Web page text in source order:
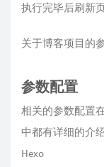
执行完毕后刷新
关于博客项目的
参数配置
相关的参数配置
中都有详细的介
Hexo